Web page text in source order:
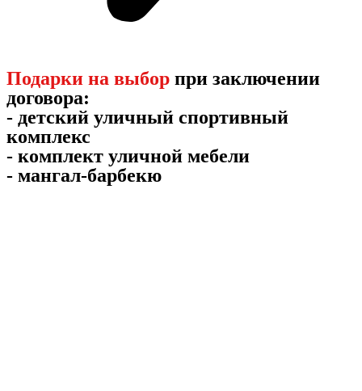
Подарки на выбор при заключении
договора:
- детский уличный спортивный
комплекс
- комплект уличной мебели
- мангал-барбекю